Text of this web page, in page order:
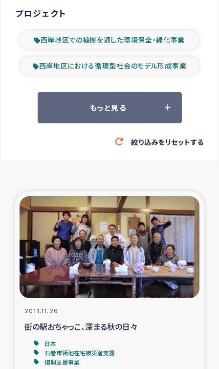
プロジェクト
西岸地区での植樹を通した環境保全・緑化事業
西岸地区における循環型社会のモデル形成事業
ツアー参加者の声
緊急救援の時代
東ティモール豪雨緊急支援
大雨による洪水被災者支援
カカオ生産者支援事業
シリア国内避難民・帰還民の生活再建支援
トルコにおけるシリア難民支援事業
インドネシア中部 スラウェシの地震・津波被災者支援
スリランカ ムライティブ県帰還民の生活再建支援
もっと見る
絞り込みをリセットする
2011.11.26
街の駅おちゃっこ、深まる秋の日々
日本
石巻市街地在宅被災者支援
復興支援事業